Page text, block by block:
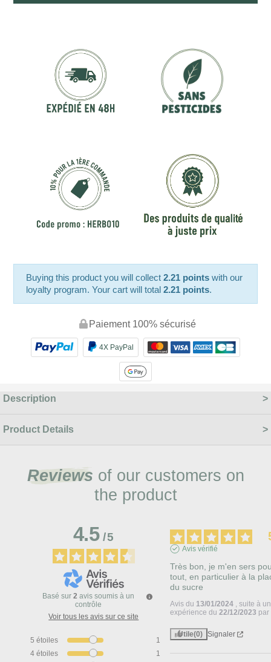
Buying this product you will collect2.21 points with our
loyalty program. Your cart will total2.21 points.
Paiement 100% sécurisé
4X PayPal
Description
Product Details
Reviews of our customers on
the product
4.5/5
Basé sur 2 avis soumis à un
contrôle
Voir tous les avis sur ce site
5 étoiles
1
4 étoiles
1
Avis vérifié
Très bon, je m'en sers
tout, en particulier à la
du sucre
Avis du 13/01/2024 , suite à
expérience du22/12/2023 par
Utile(0) Signaler